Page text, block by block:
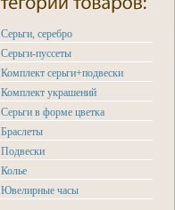
Серьги, серебро
Серьги-пуссеты
Комплект серьги+подвески
Комплект украшений
Серьги в форме цветка
Браслеты
Подвески
Колье
Ювелирные часы